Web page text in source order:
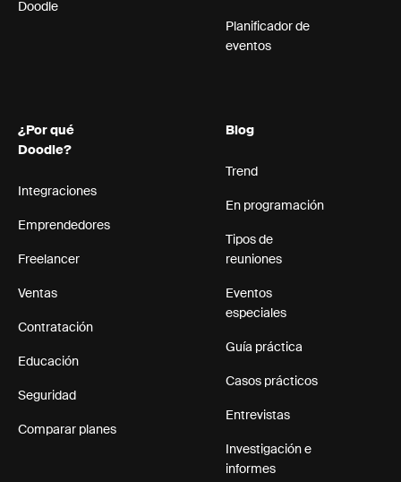
Doodle
Planificador de
eventos
¿Por qué
Doodle?
Integraciones
Emprendedores
Freelancer
Ventas
Contratación
Educación
Seguridad
Comparar planes
Blog
Trend
En programación
Tipos de
reuniones
Eventos
especiales
Guía práctica
Casos prácticos
Entrevistas
Investigación e
informes